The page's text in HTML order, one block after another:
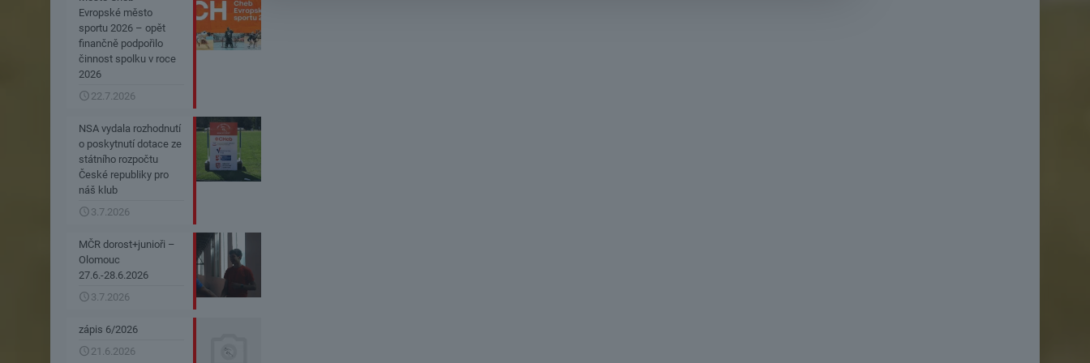
Evropské město
sportu 2026 – opět
finančně podpořilo
činnost spolku v roce
2026
22.7.2026
NSA vydala rozhodnutí
o poskytnutí dotace ze
státního rozpočtu
České republiky pro
náš klub
3.7.2026
MČR dorost+junioři –
Olomouc
27.6.-28.6.2026
3.7.2026
zápis 6/2026
21.6.2026